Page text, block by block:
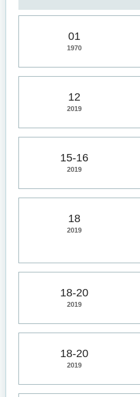
01
1970
12
2019
15-16
2019
18
2019
18-20
2019
18-20
2019